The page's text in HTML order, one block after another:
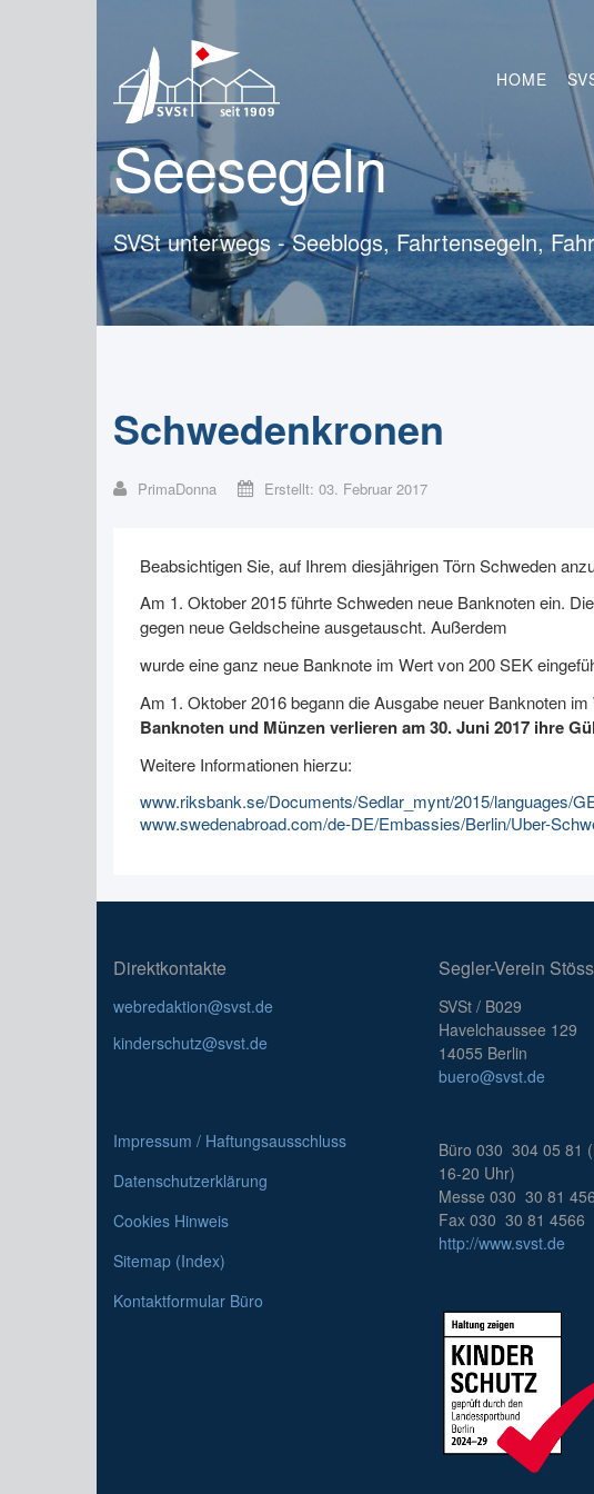
HOME
Seesegeln
SVSt unterwegs - Seeblogs, Fahrtensegeln,
Schwedenkronen
PrimaDonna Erstellt: 03. Februar 2017
Beabsichtigen Sie, auf Ihrem diesjährigen Törn Schweden
Am 1. Oktober 2015 führte Schweden neue Banknoten ein.
gegen neue Geldscheine ausgetauscht. Außerdem
wurde eine ganz neue Banknote im Wert von 200 SEK
Am 1. Oktober 2016 begann die Ausgabe neuer Banknoten
Banknoten und Münzen verlieren am 30. Juni 2017 ihre
Weitere Informationen hierzu:
www.riksbank.se/Documents/Sedlar_mynt/2015/languages/
www.swedenabroad.com/de-DE/Embassies/Berlin/Uber-
Direktkontakte
webredaktion@svst.de
kinderschutz@svst.de
Impressum / Haftungsausschluss
Datenschutzerklärung
Cookies Hinweis
Sitemap (Index)
Kontaktformular Büro
Segler-Verein
SVSt / B029
Havelchaussee 129
14055 Berlin
buero@svst.de
Büro 030 304 05 81
16-20 Uhr)
Messe 030 30 81
Fax 030 30 81 4566
http://www.svst.de